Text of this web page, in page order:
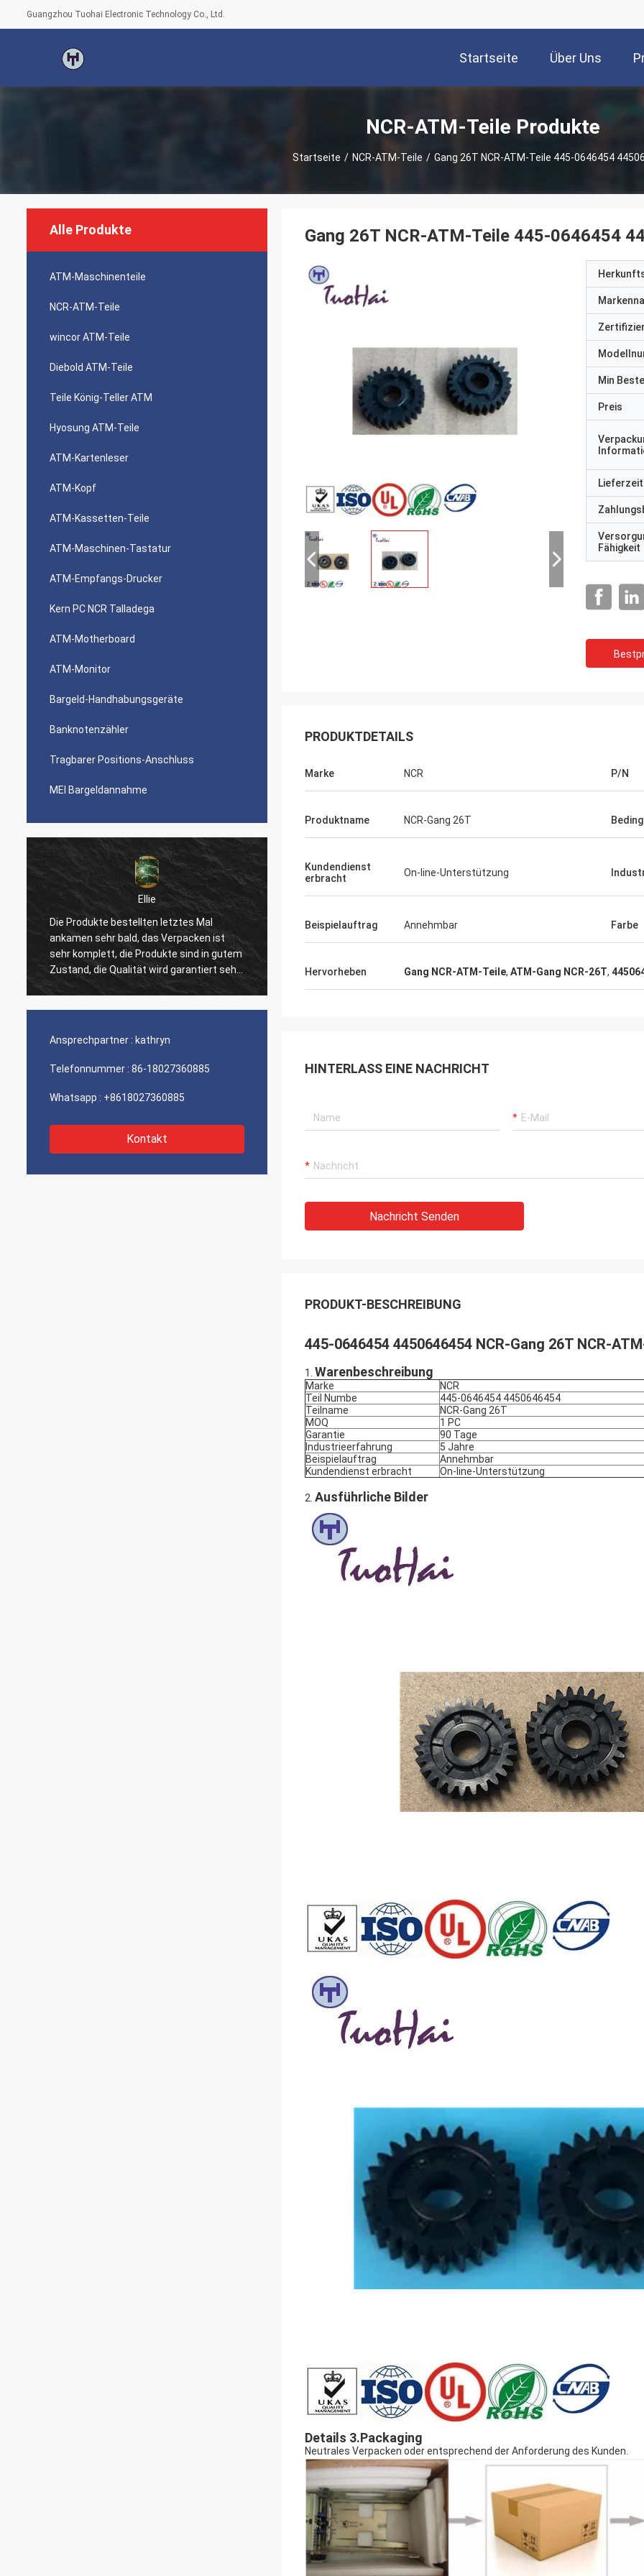
Guangzhou Tuohai Electronic Technology Co., Ltd.
Startseite Über Uns
NCR-ATM-Teile Produkte
Startseite / NCR-ATM-Teile / Gang 26T NCR-ATM-Teile 445-0646454
Alle Produkte
ATM-Maschinenteile
NCR-ATM-Teile
wincor ATM-Teile
Diebold ATM-Teile
Teile König-Teller ATM
Hyosung ATM-Teile
ATM-Kartenleser
ATM-Kopf
ATM-Kassetten-Teile
ATM-Maschinen-Tastatur
ATM-Empfangs-Drucker
Kern PC NCR Talladega
ATM-Motherboard
ATM-Monitor
Bargeld-Handhabungsgeräte
Banknotenzähler
Tragbarer Positions-Anschluss
MEI Bargeldannahme
Ellie
Die Produkte bestellten letztes Mal
ankamen sehr bald, das Verpacken ist
sehr komplett, die Produkte sind in gutem
Zustand, die Qualität wird garantiert sehr,
der Produktpreis und Fracht sind, hoffen
Jachthafen
Ihr Service ist sehr gut, die
fristgerechte und geduldige Antwort. Die
Ansprechpartner : kathryn
Telefonnummer : 86-18027360885
Whatsapp : +8618027360885
Kontakt
Gang 26T NCR-ATM-Teile 445-0646454
Min
Preis
Lieferzeit
Fähigkeit
PRODUKTDETAILS
Marke NCR P/N
Produktname NCR-Gang 26T
Kundendienst
erbracht
On-line-Unterstützung
Beispielauftrag Annehmbar Farbe
Hervorheben Gang NCR-ATM-Teile, ATM-Gang NCR-26T,
HINTERLASS EINE NACHRICHT
Nachricht Senden
PRODUKT-BESCHREIBUNG
445-0646454 4450646454 NCR-Gang 26T NCR-
1. Warenbeschreibung
Marke
NCR
Teil Numbe
445-0646454 4450646454
Teilname
NCR-Gang 26T
MOQ
1 PC
Garantie
90 Tage
Industrieerfahrung
5 Jahre
Beispielauftrag
Annehmbar
Kundendienst erbracht
On-line-Unterstützung
2. Ausführliche Bilder
Details 3.Packaging
Neutrales Verpacken oder entsprechend der Anforderung des Kunden.